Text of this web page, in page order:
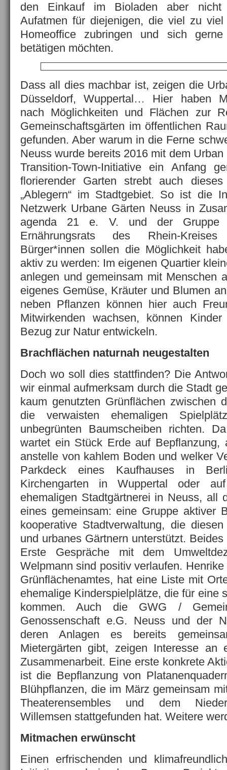
den Einkauf im Bioladen aber nicht
Aufatmen für diejenigen, die viel zu
Homeoffice zubringen und sich
betätigen möchten.
Dass all dies machbar ist, zeigen die
Düsseldorf, Wuppertal… Hier haben
nach Möglichkeiten und Flächen zur
Gemeinschaftsgärten im öffentlichen
gefunden. Aber warum in die Ferne
Neuss wurde bereits 2016 mit dem
Transition-Town-Initiative ein Anfang
florierender Garten strebt auch
„Ablegern“ im Stadtgebiet. So ist die
Netzwerk Urbane Gärten Neuss in
agenda 21 e. V. und der Gruppe
Ernährungsrats des Rhein-
Bürger*innen sollen die Möglichkeit
aktiv zu werden: Im eigenen Quartier
anlegen und gemeinsam mit Menschen
eigenes Gemüse, Kräuter und Blumen
neben Pflanzen können hier auch
Mitwirkenden wachsen, können
Bezug zur Natur entwickeln.
Brachflächen naturnah neugestalten
Doch wo soll dies stattfinden? Die
wir einmal aufmerksam durch die Stadt
kaum genutzten Grünflächen zwischen
die verwaisten ehemaligen
unbegrünten Baumscheiben richten.
wartet ein Stück Erde auf Bepflanzung,
anstelle von kahlem Boden und welker
Parkdeck eines Kaufhauses in
Kirchengarten in Wuppertal oder
ehemaligen Stadtgärtnerei in Neuss, all
eines gemeinsam: eine Gruppe aktiver
kooperative Stadtverwaltung, die
und urbanes Gärtnern unterstützt.
Erste Gespräche mit dem
Welpmann sind positiv verlaufen.
Grünflächenamtes, hat eine Liste mit
ehemalige Kinderspielplätze, die für eine
kommen. Auch die GWG /
Genossenschaft e.G. Neuss und der
deren Anlagen es bereits
Mietergärten gibt, zeigen Interesse an
Zusammenarbeit. Eine erste konkrete
ist die Bepflanzung von
Blühpflanzen, die im März gemeinsam
Theaterensembles und dem
Willemsen stattgefunden hat. Weitere
Mitmachen erwünscht
Einen erfrischenden und